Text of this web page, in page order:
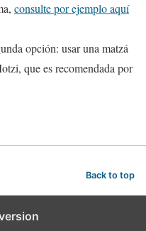
consulte por ejemplo aquí
opción: usar una matzá
que es recomendada por
Back to top